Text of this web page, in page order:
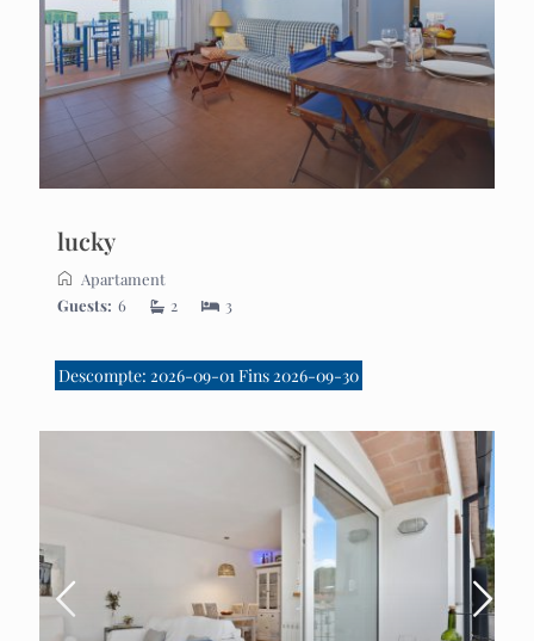
lucky
Apartament
Guests: 6 2 3
Descompte: 2026-09-01 Fins 2026-09-30